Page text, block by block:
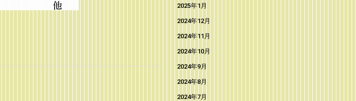
2025年1月
2024年12月
2024年11月
2024年10月
2024年9月
2024年8月
2024年7月